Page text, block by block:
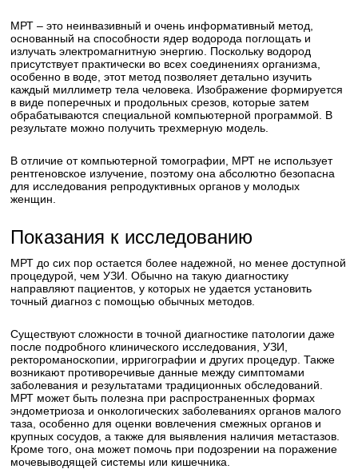
МРТ – это неинвазивный и очень информативный метод,
основанный на способности ядер водорода поглощать и
излучать электромагнитную энергию. Поскольку водород
присутствует практически во всех соединениях организма,
особенно в воде, этот метод позволяет детально изучить
каждый миллиметр тела человека. Изображение формируется
в виде поперечных и продольных срезов, которые затем
обрабатываются специальной компьютерной программой. В
результате можно получить трехмерную модель.
В отличие от компьютерной томографии, МРТ не использует
рентгеновское излучение, поэтому она абсолютно безопасна
для исследования репродуктивных органов у молодых
женщин.
Показания к исследованию
МРТ до сих пор остается более надежной, но менее доступной
процедурой, чем УЗИ. Обычно на такую диагностику
направляют пациентов, у которых не удается установить
точный диагноз с помощью обычных методов.
Существуют сложности в точной диагностике патологии даже
после подробного клинического исследования, УЗИ,
ректороманоскопии, ирригографии и других процедур. Также
возникают противоречивые данные между симптомами
заболевания и результатами традиционных обследований.
МРТ может быть полезна при распространенных формах
эндометриоза и онкологических заболеваниях органов малого
таза, особенно для оценки вовлечения смежных органов и
крупных сосудов, а также для выявления наличия метастазов.
Кроме того, она может помочь при подозрении на поражение
мочевыводящей системы или кишечника.